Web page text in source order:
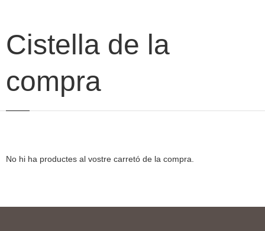
Cistella de la
compra
No hi ha productes al vostre carretó de la compra.